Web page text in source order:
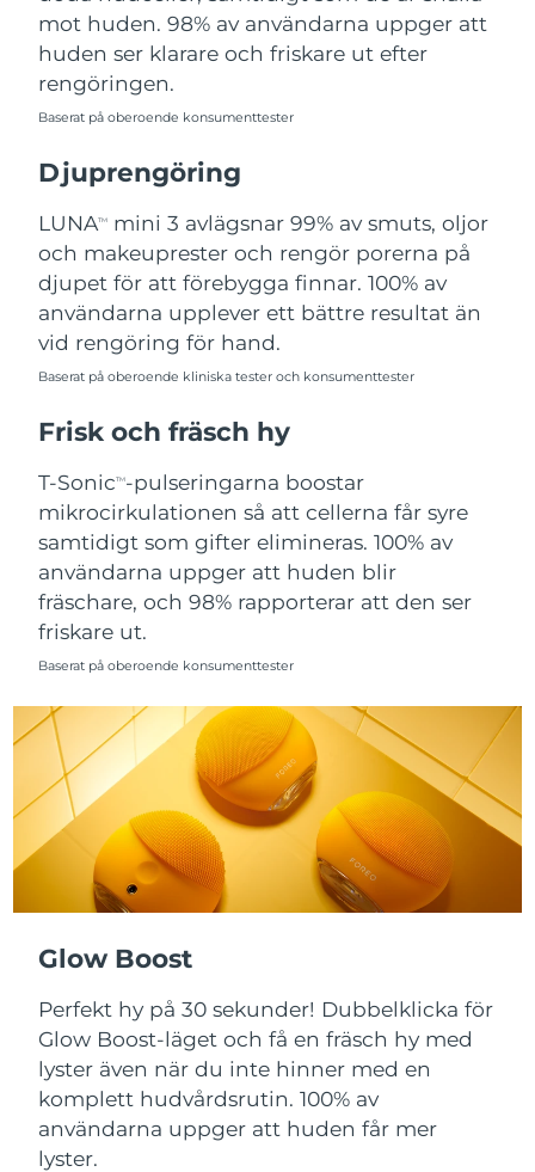
mot huden. 98% av användarna uppger att
huden ser klarare och friskare ut efter
rengöringen.
Baserat på oberoende konsumenttester
Djuprengöring
LUNATM
mini 3 avlägsnar 99% av smuts, oljor
och makeuprester och rengör porerna på
djupet för att förebygga finnar. 100% av
användarna upplever ett bättre resultat än
vid rengöring för hand.
Baserat på oberoende kliniska tester och konsumenttester
Frisk och fräsch hy
T-SonicTM-pulseringarna boostar
mikrocirkulationen så att cellerna får syre
samtidigt som gifter elimineras. 100% av
användarna uppger att huden blir
fräschare, och 98% rapporterar att den ser
friskare ut.
Baserat på oberoende konsumenttester
Glow Boost
Perfekt hy på 30 sekunder! Dubbelklicka för
Glow Boost-läget och få en fräsch hy med
lyster även när du inte hinner med en
komplett hudvårdsrutin. 100% av
användarna uppger att huden får mer
lyster.
Filippinerna Förväntad leverans8/15/26
Polen
Puerto Rico
Qatar Förväntad leverans 8/13/26
Réunion Förväntad leverans 8/17/26
Rumänien
Ryssland
Saudiarabien Förväntad leverans
Singapore Förväntad leverans8/14/26
Slovakien Förväntad leverans
Slovenien
Sydkorea Förväntad leverans 8/14/26
Spanien Förväntad leverans 8/12/26
Sverige Förväntad leverans8/12/26
Thailand Förväntad leverans8/16/26
Turkiet Förväntad leverans
Förenade